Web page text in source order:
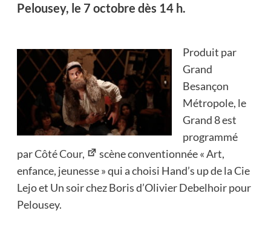
Pelousey, le 7 octobre dès 14 h.
Produit par
Grand
Besançon
Métropole, le
Grand 8 est
programmé
parCôté Cour,
scène conventionnée « Art,
enfance, jeunesse » qui a choisi Hand’s up de la Cie
Lejo et Un soir chez Boris d’Olivier Debelhoir pour
Pelousey.